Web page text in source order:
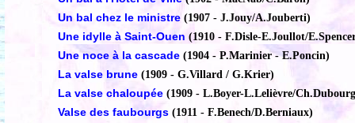
Un bal chez le ministre (1907 - J.Jouy/A.Jouberti)
Une idylle à Saint-Ouen (1910 - F.Disle-E.Joullot/
Une noce à la cascade (1904 - P.Marinier - E.Poncin)
La valse brune (1909 - G.Villard / G.Krier)
La valse chaloupée (1909 - L.Boyer-L.Lelièvre/
Valse des faubourgs (1911 - F.Benech/D.Berniaux)